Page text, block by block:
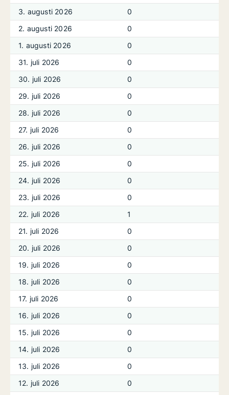
3. augusti 2026
0
2. augusti 2026
0
1. augusti 2026
0
31. juli 2026
0
30. juli 2026
0
29. juli 2026
0
28. juli 2026
0
27. juli 2026
0
26. juli 2026
0
25. juli 2026
0
24. juli 2026
0
23. juli 2026
0
22. juli 2026
1
21. juli 2026
0
20. juli 2026
0
19. juli 2026
0
18. juli 2026
0
17. juli 2026
0
16. juli 2026
0
15. juli 2026
0
14. juli 2026
0
13. juli 2026
0
12. juli 2026
0